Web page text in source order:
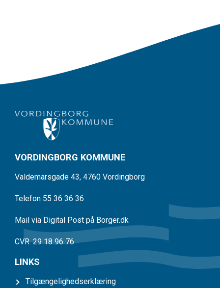
VORDINGBORG KOMMUNE
Valdemarsgade 43, 4760 Vordingborg
Telefon 55 36 36 36
Mail via Digital Post på Borger.dk
CVR. 29 18 96 76
LINKS
Tilgængelighedserklæring